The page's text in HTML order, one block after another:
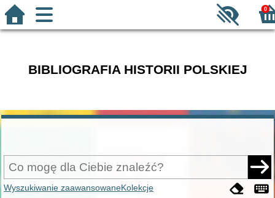
0
BIBLIOGRAFIA HISTORII POLSKIEJ
Wyszukiwanie zaawansowaneKolekcje